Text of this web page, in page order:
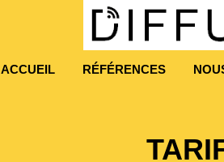
ACCUEIL RÉFÉRENCES